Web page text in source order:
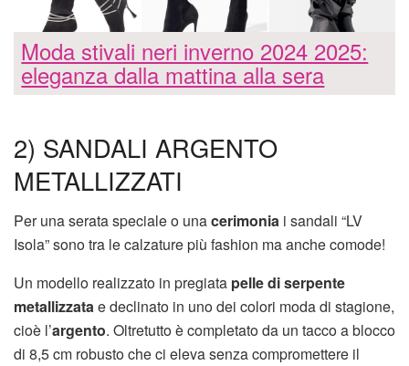
Moda stivali neri inverno 2024 2025:
eleganza dalla mattina alla sera
2) SANDALI ARGENTO
METALLIZZATI
Per una serata speciale o unacerimonia i sandali “LV
Isola” sono tra le calzature più fashion ma anche comode!
Un modello realizzato in pregiata pelle di serpente
metallizzatae declinato in uno dei colori moda di stagione,
cioè l’argento. Oltretutto è completato da un tacco a blocco
di 8,5 cm robusto che ci eleva senza compromettere il